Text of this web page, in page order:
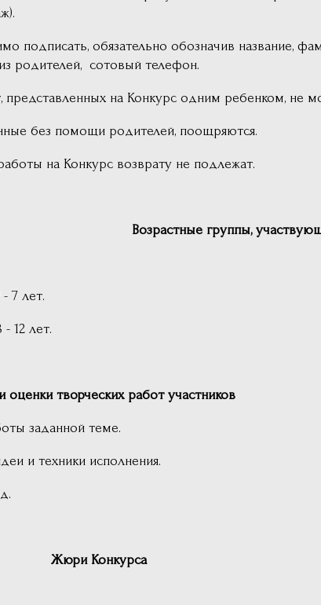
подписать, обязательно обозначив название,
родителей, сотовый телефон.
представленных на Конкурс одним ребенком, не
без помощи родителей, поощряются.
на Конкурс возврату не подлежат.
Возрастные группы,
7 лет.
12 лет.
творческих работ участников
заданной теме.
и техники исполнения.
Жюри Конкурса